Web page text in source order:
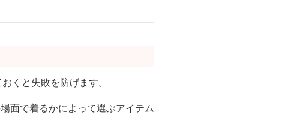
くと失敗を防げます。
面で着るかによって選ぶアイテム